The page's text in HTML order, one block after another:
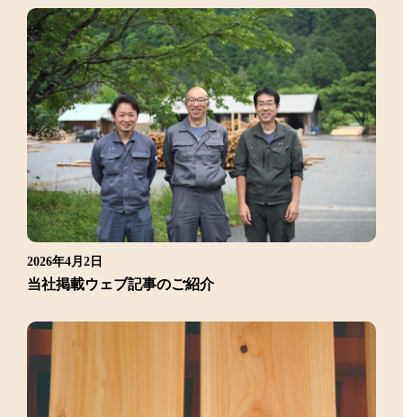
2026年4月2日
当社掲載ウェブ記事のご紹介